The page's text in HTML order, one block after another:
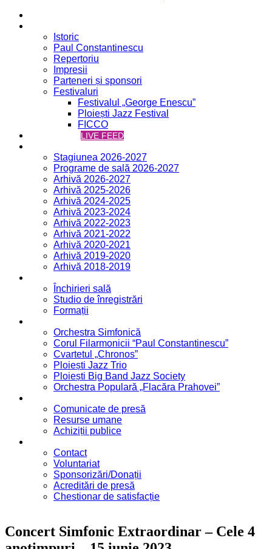
Istoric
Paul Constantinescu
Repertoriu
Impresii
Parteneri și sponsori
Festivaluri
Festivalul „George Enescu”
Ploiești Jazz Festival
FICCO
LIVE FEED
Stagiunea 2026-2027
Programe de sală 2026-2027
Arhivă 2026-2027
Arhivă 2025-2026
Arhivă 2024-2025
Arhivă 2023-2024
Arhivă 2022-2023
Arhivă 2021-2022
Arhivă 2020-2021
Arhivă 2019-2020
Arhivă 2018-2019
Închirieri sală
Studio de înregistrări
Formații
Orchestra Simfonică
Corul Filarmonicii “Paul Constantinescu”
Cvartetul „Chronos”
Ploiești Jazz Trio
Ploiești Big Band Jazz Society
Orchestra Populară „Flacăra Prahovei”
Comunicate de presă
Resurse umane
Achiziții publice
Contact
Voluntariat
Sponsorizări/Donații
Acreditări de presă
Chestionar de satisfacție
Concert Simfonic Extraordinar – Cele 4